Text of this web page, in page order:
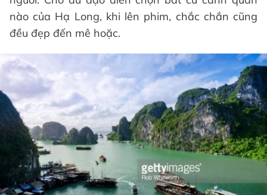
nào của Hạ Long, khi lên phim, chắc chắn cũng
đều đẹp đến mê hoặc.